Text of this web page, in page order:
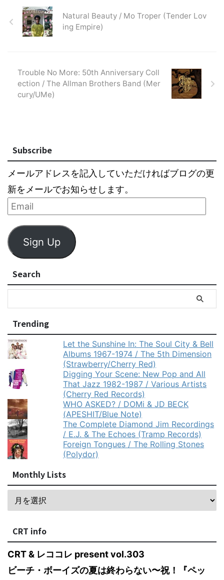
Natural Beauty / Mo Troper (Tender Lov
ing Empire)
Trouble No More: 50th Anniversary Coll
ection / The Allman Brothers Band (Mer
cury/UMe)
Subscribe
メールアドレスを記入していただければブログの更
新をメールでお知らせします。
Sign Up
Search
Trending
Let the Sunshine In: The Soul City & Bell
Albums 1967-1974 / The 5th Dimension
(Strawberry/Cherry Red)
Digging Your Scene: New Pop and All
That Jazz 1982-1987 / Various Artists
(Cherry Red Records)
WHO ASKED? / DOMi & JD BECK
(APESHIT/Blue Note)
The Complete Diamond Jim Recordings
/ E.J. & The Echoes (Tramp Records)
Foreign Tongues / The Rolling Stones
(Polydor)
Monthly Lists
CRT info
CRT & レココレ present vol.303
ビーチ・ボーイズの夏は終わらない〜祝！『ペッ